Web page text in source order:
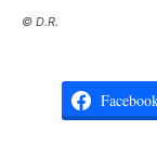
© D.R.